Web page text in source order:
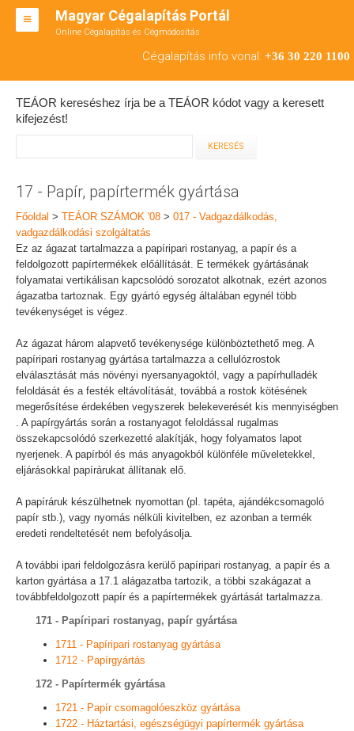
Magyar Cégalapítás Portál
Online Cégalapítás és Cégmódosítás
Cégalapítás info vonal: +36 30 220 1100
BT ALAPÍTÁS
RT ALAPÍTÁS
TEÁOR SZÁMOK '08
ENGEDÉLYKÖTELES
KAPCSOLAT
IRODÁK
TEÁOR kereséshez írja be a TEÁOR kódot vagy a keresett
kifejezést!
17 - Papír, papírtermék gyártása
Főoldal > TEÁOR SZÁMOK '08 > 017 - Vadgazdálkodás,
vadgazdálkodási szolgáltatás
Ez az ágazat tartalmazza a papíripari rostanyag, a papír és a
feldolgozott papírtermékek előállítását. E termékek gyártásának
folyamatai vertikálisan kapcsolódó sorozatot alkotnak, ezért azonos
ágazatba tartoznak. Egy gyártó egység általában egynél több
tevékenységet is végez.
Az ágazat három alapvető tevékenysége különböztethető meg. A
papíripari rostanyag gyártása tartalmazza a cellulózrostok
elválasztását más növényi nyersanyagoktól, vagy a papírhulladék
feloldását és a festék eltávolítását, továbbá a rostok kötésének
megerősítése érdekében vegyszerek belekeverését kis mennyiségben
. A papírgyártás során a rostanyagot feloldással rugalmas
összekapcsolódó szerkezetté alakítják, hogy folyamatos lapot
nyerjenek. A papírból és más anyagokból különféle műveletekkel,
eljárásokkal papírárukat állítanak elő.
A papíráruk készülhetnek nyomottan (pl. tapéta, ajándékcsomagoló
papír stb.), vagy nyomás nélküli kivitelben, ez azonban a termék
eredeti rendeltetését nem befolyásolja.
A további ipari feldolgozásra kerülő papíripari rostanyag, a papír és a
karton gyártása a 17.1 alágazatba tartozik, a többi szakágazat a
továbbfeldolgozott papír és a papírtermékek gyártását tartalmazza.
171 - Papíripari rostanyag, papír gyártása
1711 - Papíripari rostanyag gyártása
1712 - Papírgyártás
172 - Papírtermék gyártása
1721 - Papír csomagolóeszköz gyártása
1722 - Háztartási, egészségügyi papírtermék gyártása